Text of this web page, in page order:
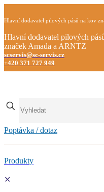
Hlavní dodavatel pilových pásů na kov
Hlavní dodavatel pilových
značek Amada a ARNTZ
scservis@sc-servis.cz
+420 371 727 949
Poptávka / dotaz
Produkty
✕